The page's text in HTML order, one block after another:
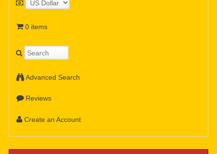
0 items
Advanced Search
Reviews
Create an Account